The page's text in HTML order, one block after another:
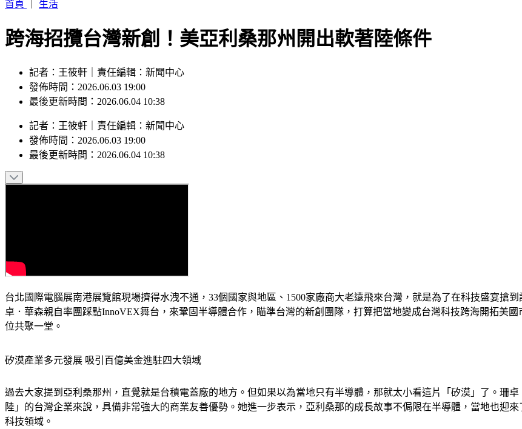
首頁
生活
跨海招攬台灣新創！美亞利桑那州開出軟著陸條件
記者：王筱軒｜責任編輯：新聞中心
發佈時間：2026.06.03 19:00
最後更新時間：2026.06.04 10:38
記者 ： 王筱軒 責任編輯 ： 新聞中心
發佈時間： 2026.06.03 19:00
最後更新時間： 2026.06.04 10:38
台北國際電腦展南港展覽館現場擠得水洩不通，33個國家與地區、1500家廠商大老遠飛來台灣，就是為了在科技盛宴搶
卓．華森親自率團踩點InnoVEX舞台，來鞏固半導體合作，瞄準台灣的新創團隊，打算把當地變成台灣科技跨海開拓美
位共聚一堂。
矽漠產業多元發展 吸引百億美金進駐四大領域
過去大家提到亞利桑那州，直覺就是台積電蓋廠的地方。但如果以為當地只有半導體，那就太小看這片「矽漠」了。珊
陸」的台灣企業來說，具備非常強大的商業友善優勢。她進一步表示，亞利桑那的成長故事不侷限在半導體，當地也迎
科技領域。